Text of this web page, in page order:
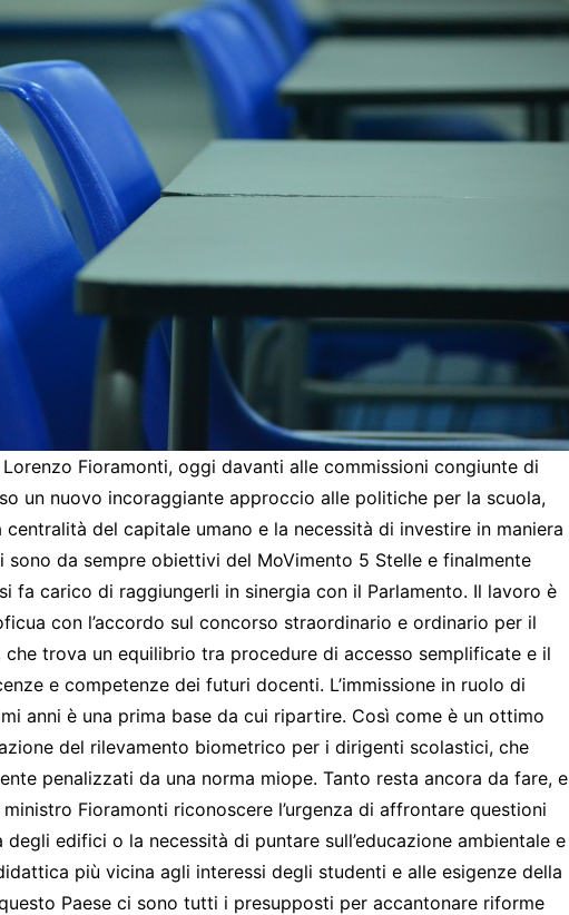
Difesa
Eventi
Finanze e tesoro
Giustizia
Lavori pubblici e Trasporti
Lavoro
Politiche europee
Fioramonti, oggi davanti alle commissioni congiunte di
un nuovo incoraggiante approccio alle politiche per la scuola,
centralità del capitale umano e la necessità di investire in maniera
sono da sempre obiettivi del MoVimento 5 Stelle e finalmente
fa carico di raggiungerli in sinergia con il Parlamento. Il lavoro è
con l’accordo sul concorso straordinario e ordinario per il
trova un equilibrio tra procedure di accesso semplificate e il
e competenze dei futuri docenti. L’immissione in ruolo di
anni è una prima base da cui ripartire. Così come è un ottimo
del rilevamento biometrico per i dirigenti scolastici, che
penalizzati da una norma miope. Tanto resta ancora da fare, e
Fioramonti riconoscere l’urgenza di affrontare questioni
edifici o la necessità di puntare sull’educazione ambientale e
più vicina agli interessi degli studenti e alle esigenze della
Paese ci sono tutti i presupposti per accantonare riforme